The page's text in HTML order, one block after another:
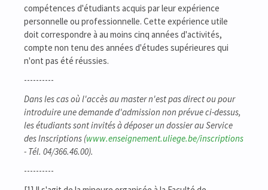
compétences d'étudiants acquis par leur expérience
personnelle ou professionnelle. Cette expérience utile
doit correspondre à au moins cinq années d'activités,
compte non tenu des années d'études supérieures qui
n'ont pas été réussies.
----------
Dans les cas où l'accès au master n'est pas direct ou pour
introduire une demande d'admission non prévue ci-dessus,
les étudiants sont invités à déposer un dossier au Service
des Inscriptions (www.enseignement.uliege.be/inscriptions
- Tél. 04/366.46.00).
----------